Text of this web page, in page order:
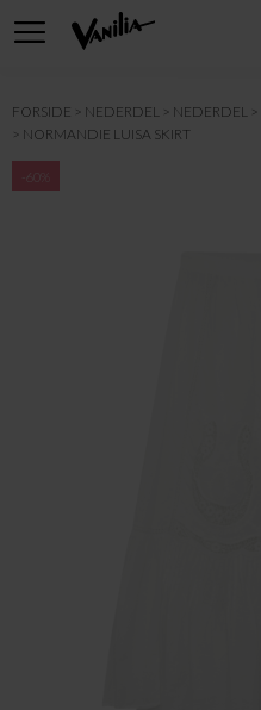
FORSIDE NEDERDEL NEDERDEL
NORMANDIE LUISA SKIRT
-60%